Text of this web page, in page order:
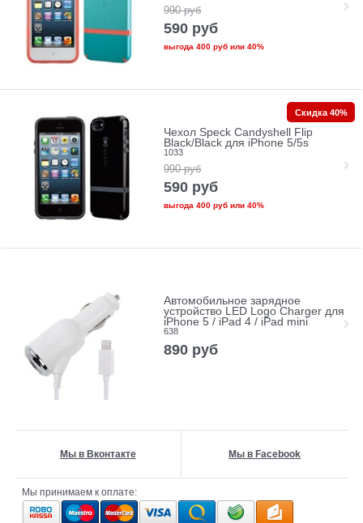
990 руб
590 руб
выгода 400 рубили 40%
Чехол Speck Candyshell Flip
Black/Black для iPhone 5/5s
1033
990 руб
590 руб
выгода 400 рубили 40%
Скидка 40%
Автомобильное зарядное
устройство LED Logo Charger для
iPhone 5 / iPad 4 / iPad mini
638
890 руб
Мы в Вконтакте Мы в Facebook
Мы принимаем к оплате: